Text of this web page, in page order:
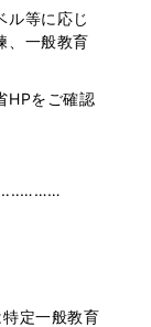
ル等に応じ
、一般教育
HPをご確認
定一般教育